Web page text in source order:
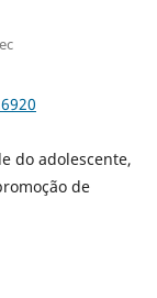
do adolescente,
de